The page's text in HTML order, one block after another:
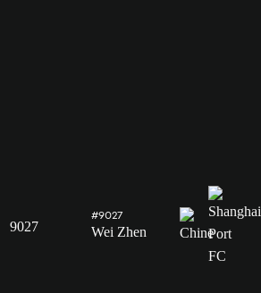
9027
#9027
Wei Zhen